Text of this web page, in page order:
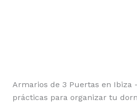
Armarios de 3 Puertas en Ibiza
prácticas para organizar tu